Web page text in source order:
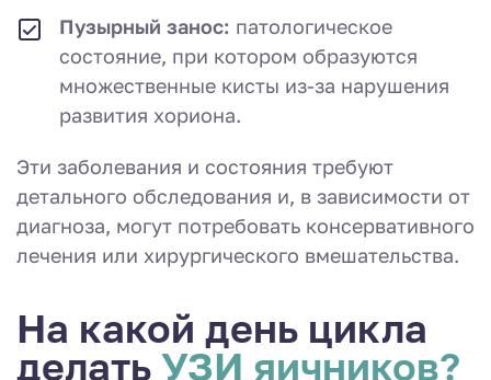
Пузырный занос: патологическое
состояние, при котором образуются
множественные кисты из-за нарушения
развития хориона.
Эти заболевания и состояния требуют
детального обследования и, в зависимости от
диагноза, могут потребовать консервативного
лечения или хирургического вмешательства.
На какой день цикла
делать УЗИ яичников?